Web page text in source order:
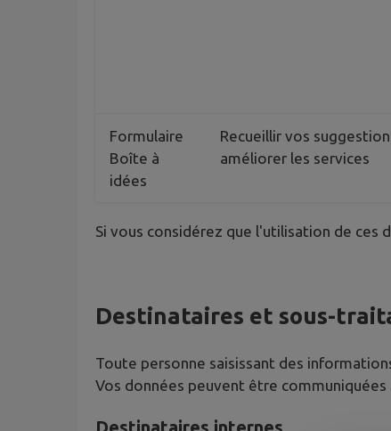
Formulaire
Boîte à
idées
Recueillir vos
améliorer les services
Si vous considérez que l'utilisation de ces
Destinataires et sous-
Toute personne saisissant des
Vos données peuvent être